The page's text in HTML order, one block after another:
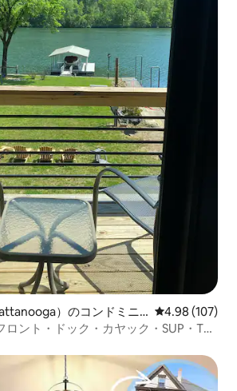
）のコンドミニ
レビュー107
4.98 (107)
ロント・ドック・カヤック・SUP・TN